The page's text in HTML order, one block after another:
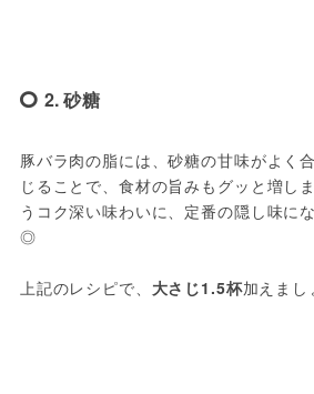
2. 砂糖
豚バラ肉の脂には、砂糖の甘味がよく
じることで、食材の旨みもグッと増し
うコク深い味わいに、定番の隠し味に
◎
上記のレシピで、 大さじ1.5杯加えまし